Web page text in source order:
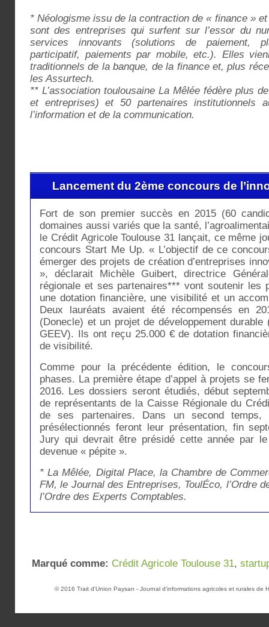
* Néologisme issu de la contraction de « finance »
sont des entreprises qui surfent sur l’essor du
services innovants (solutions de paiement,
participatif, paiements par mobile, etc.). Elles
traditionnels de la banque, de la finance et, plus
les Assurtech.
** L’association toulousaine La Mêlée fédère plus
et entreprises) et 50 partenaires institutionnels
l’information et de la communication.
Lancement du 2ème concours de
Fort de son premier succès en 2015 (60
domaines aussi variés que la santé,
le Crédit Agricole Toulouse 31 lançait, ce même
concours Start Me Up. « L’objectif de ce
émerger des projets de création d’entreprises
», déclarait Michèle Guibert, directrice
régionale et ses partenaires*** vont soutenir les
une dotation financière, une visibilité et un
Deux lauréats avaient été récompensés en
(Donecle) et un projet de développement durable
GEEV). Ils ont reçu 25.000 € de dotation
de visibilité.
Comme pour la précédente édition, le
phases. La première étape d’appel à projets se
2016. Les dossiers seront étudiés, début
de représentants de la Caisse Régionale du
de ses partenaires. Dans un second
présélectionnés feront leur présentation, fin
Jury qui devrait être présidé cette année par le
devenue « pépite ».
* La Mêlée, Digital Place, la Chambre de
FM, le Journal des Entreprises, ToulÉco, l’Ordre
l’Ordre des Experts Comptables.
Marqué comme: Crédit Agricole Toulouse 31,
© 2016 Trait d'Union Paysan - Journal d'informations agricoles et rurales de